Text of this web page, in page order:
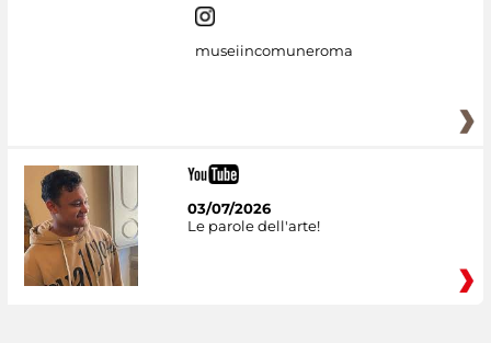
museiincomuneroma
03/07/2026
Le parole dell'arte!